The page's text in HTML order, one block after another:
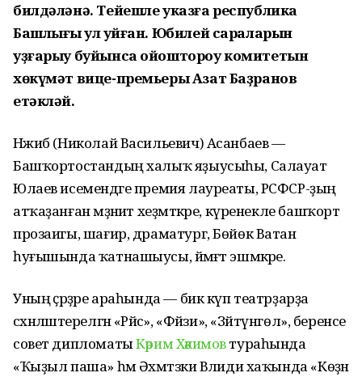
билдәләнә. Тейешле указға республика
Башлығы ҡул ҡуйған. Юбилей сараларын
уҙғарыу буйынса ойоштороу комитетын
хөкүмәт вице-премьеры Азат Баҙранов
етәкләй.
Нәжиб (Николай Васильевич) Асанбаев —
Башҡортостандың халыҡ яҙыусыһы, Салауат
Юлаев исемендәге премия лауреаты, РСФСР-ҙың
атҡаҙанған мәҙәниәт хеҙмәткәре, күренекле башҡорт
прозаигы, шағир, драматург, Бөйөк Ватан
һуғышында ҡатнашыусы, йәмәғәт эшмәкәре.
Уның әҫәрҙәре араһында — бик күп театрҙарҙа
сәхнәләштерелгән «Рәйсә», «Фәйзи», «Зәйтүнгөл», беренсе
совет дипломатыКәрим Хәкимовтураһында
«Ҡыҙыл паша» һәм Әхмәтзәки Вәлиди хаҡында «Көҙән